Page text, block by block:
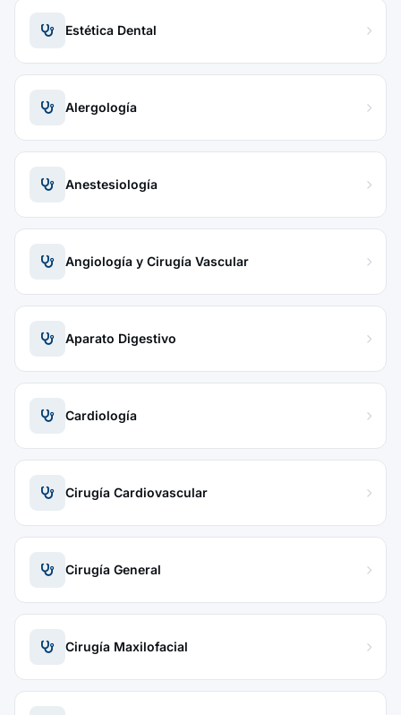
Estética Dental
Alergología
Anestesiología
Angiología y Cirugía Vascular
Aparato Digestivo
Cardiología
Cirugía Cardiovascular
Cirugía General
Cirugía Maxilofacial